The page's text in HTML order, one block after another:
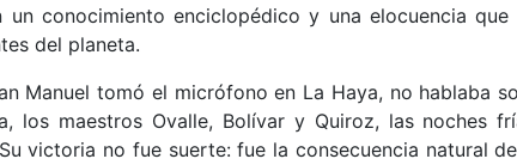
un conocimiento enciclopédico y una elocuencia
del planeta.
Manuel tomó el micrófono en La Haya, no hablaba
los maestros Ovalle, Bolívar y Quiroz, las noches
victoria no fue suerte: fue la consecuencia natural